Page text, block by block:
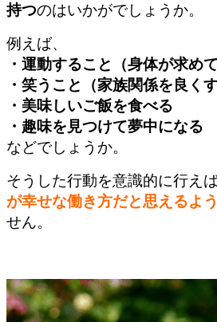
持つのはいかがでしょうか。
例えば、
・運動すること（身体が求め
・笑うこと（家族関係を良くす
・美味しいご飯を食べる
・趣味を見つけて夢中になる
などでしょうか。
そうした行動を意識的に行えば
が幸せな働き方だと思えるよ
せん。